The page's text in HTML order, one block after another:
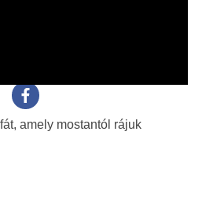
amely mostantól rájuk